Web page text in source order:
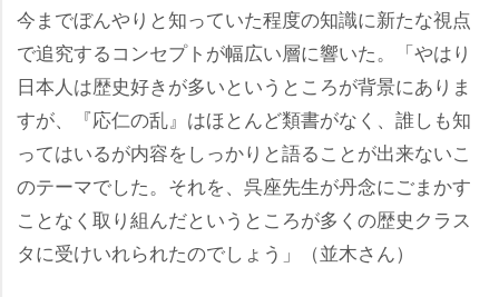
今までぼんやりと知っていた程度の知識に新たな視点
で追究するコンセプトが幅広い層に響いた。「やはり
日本人は歴史好きが多いというところが背景にありま
すが、『応仁の乱』はほとんど類書がなく、誰しも知
ってはいるが内容をしっかりと語ることが出来ないこ
のテーマでした。それを、呉座先生が丹念にごまかす
ことなく取り組んだというところが多くの歴史クラス
タに受けいれられたのでしょう」（並木さん）